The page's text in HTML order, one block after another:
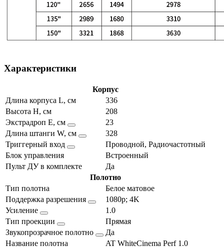
Характеристики
Корпус
Длина корпуса L, см
336
Высота H, см
208
Экстрадроп E, см
23
Длина штанги W, см
328
Триггерный вход
Проводной, Радиочастотный
Блок управления
Встроенный
Пульт ДУ в комплекте
Да
Полотно
Тип полотна
Белое матовое
Поддержка разрешения
1080p; 4K
Усиление
1.0
Тип проекции
Прямая
Звукопрозрачное полотно
Да
Название полотна
AT WhiteCinema Perf 1.0